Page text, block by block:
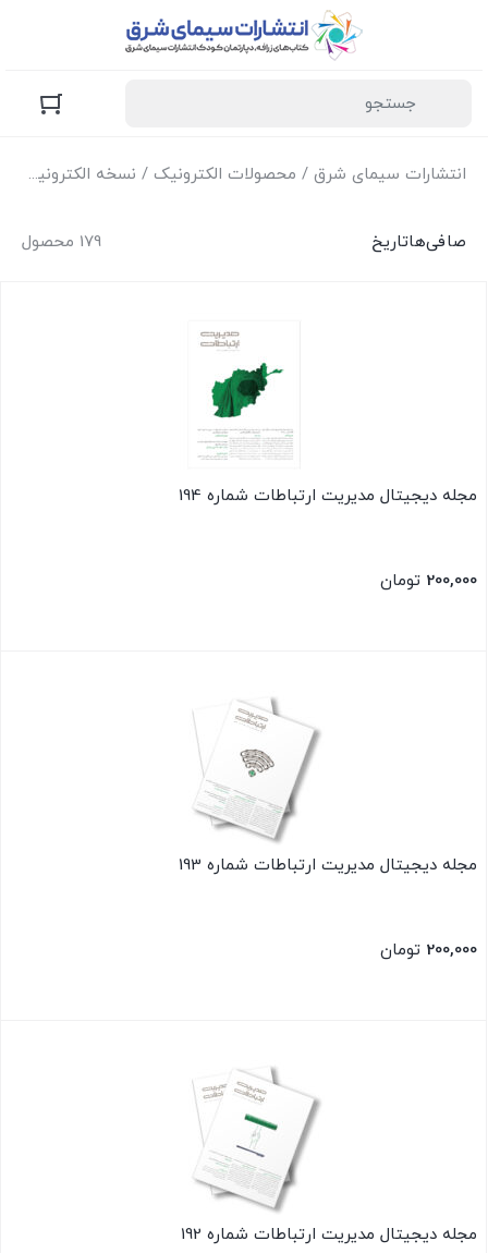
انتشارات سیمای شرق / محصولات الکترونیک / نسخه الکترونیک مجله‌ی مدیریت ارتباطات
179 محصول صافی‌هاتاریخ
مجله دیجیتال مدیریت ارتباطات شماره 194
200,000 تومان
مجله دیجیتال مدیریت ارتباطات شماره 193
200,000 تومان
مجله دیجیتال مدیریت ارتباطات شماره 192